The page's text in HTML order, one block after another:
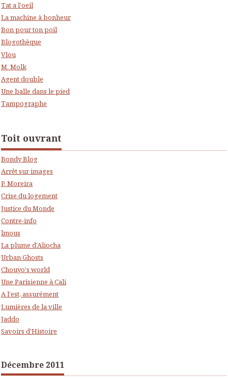
Tat a l'oeil
La machine à bonheur
Bon pour ton poil
Blogothèque
Vlou
M. Molk
Agent double
Une balle dans le pied
Tampographe
Toit ouvrant
Bondy Blog
Arrêt sur images
P. Moreira
Crise du logement
Justice du Monde
Contre-info
lmous
La plume d'Aliocha
Urban Ghosts
Chouyo's world
Une Parisienne à Cali
A l'est, assurément
Lumières de la ville
Jaddo
Savoirs d'Histoire
Décembre 2011